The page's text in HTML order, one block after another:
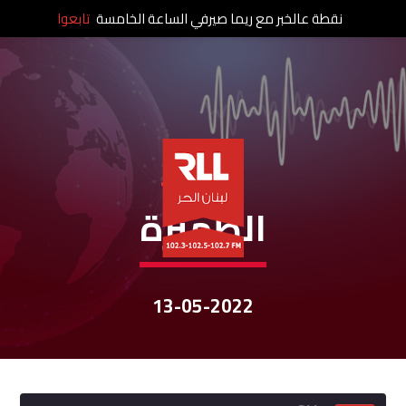
نشرات الأخبار
الظّهيرة
13-05-2022
نقطة عالخبر مع ريما صيرفي الساعة الخامسة تابعوا